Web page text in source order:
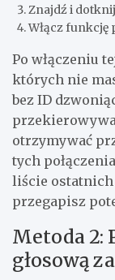
Znajdź i
Włącz funkcję
Po włączeniu
których nie
bez ID
otrzymywać
tych
liście ostatnich
przegapisz
Metoda 2:
głosową